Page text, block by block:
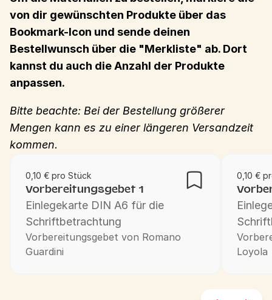
von dir gewünschten Produkte über das
Bookmark-Icon und sende deinen
Bestellwunsch über die "Merkliste" ab. Dort
kannst du auch die Anzahl der Produkte
anpassen.
Bitte beachte: Bei der Bestellung größerer
Mengen kann es zu einer längeren Versandzeit
kommen.
0,10 € pro Stück
Vorbereitungsgebet 1
Einlegekarte DIN A6 für die
Schriftbetrachtung
Vorbereitungsgebet von Romano
Guardini
0,10 €
Loyola